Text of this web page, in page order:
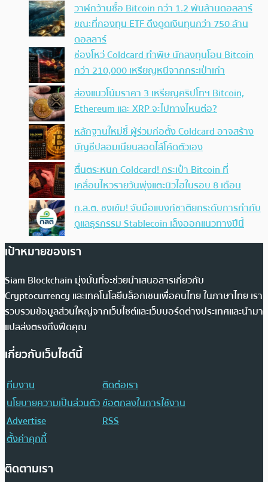
วาฬกว้านซื้อ Bitcoin กว่า 1.2 พันล้านดอลลาร์
ขณะที่กองทุน ETF ดึงดูดเงินทุนกว่า 750 ล้าน
ดอลลาร์
ช่องโหว่ Coldcard ทำพิษ นักลงทุนโอน Bitcoin
กว่า 210,000 เหรียญหนีจากกระเป๋าเก่า
ส่องแนวโน้มราคา 3 เหรียญคริปโทฯ Bitcoin,
Ethereum และ XRP จะไปทางไหนต่อ?
หลักฐานใหม่ชี้ ผู้ร่วมก่อตั้ง Coldcard อาจสร้าง
บัญชีปลอมเนียนสอดไส้โค้ดตัวเอง
ตื่นตระหนก Coldcard! กระเป๋า Bitcoin ที่
เคลื่อนไหวรายวันพุ่งแตะนิวไฮในรอบ 8 เดือน
ก.ล.ต. ชงเข้ม! จับมือแบงก์ชาติยกระดับการกำกับ
ดูแลธุรกรรม Stablecoin เล็งออกแนวทางปีนี้
เป้าหมายของเรา
Siam Blockchain มุ่งมั่นที่จะช่วยนำเสนอสารเกี่ยวกับ
Cryptocurrency และเทคโนโลยีบล็อกเชนเพื่อคนไทย ในภาษาไทย เรา
รวบรวมข้อมูลส่วนใหญ่จากเว็บไซต์และเว็บบอร์ดต่างประเทศและนำมา
แปลส่งตรงถึงฟีดคุณ
เกี่ยวกับเว็บไซต์นี้
ทีมงาน
ติดต่อเรา
นโยบายความเป็นส่วนตัวข้อตกลงในการใช้งาน
Advertise
RSS
ตั้งค่าคุกกี้
ติดตามเรา